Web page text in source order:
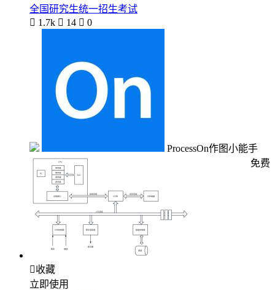
全国研究生统一招生考试
 1.7k  14  0
ProcessOn作图小能手
免费
收藏
立即使用